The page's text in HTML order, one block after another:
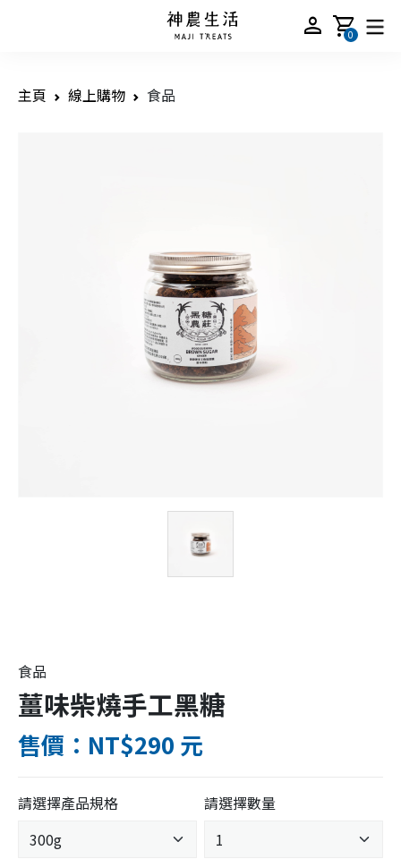
person shopping_cart
0
主頁 線上購物 食品
食品
薑味柴燒手工黑糖
售價：NT$290 元
請選擇產品規格 請選擇數量